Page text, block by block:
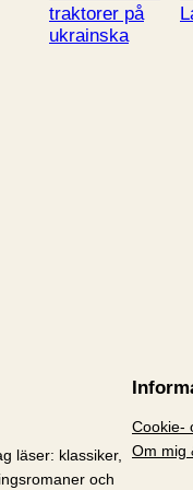
traktorer på
ukrainska
läser: klassiker,
och
Cookie-
Om mig